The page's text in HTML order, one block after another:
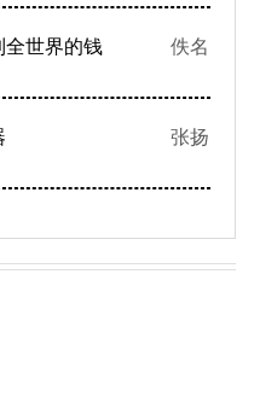
全世界的钱 佚名
张扬